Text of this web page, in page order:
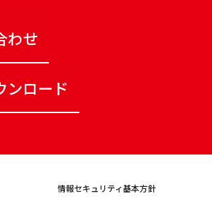
わせ
ンロード
情報セキュリティ基本方針